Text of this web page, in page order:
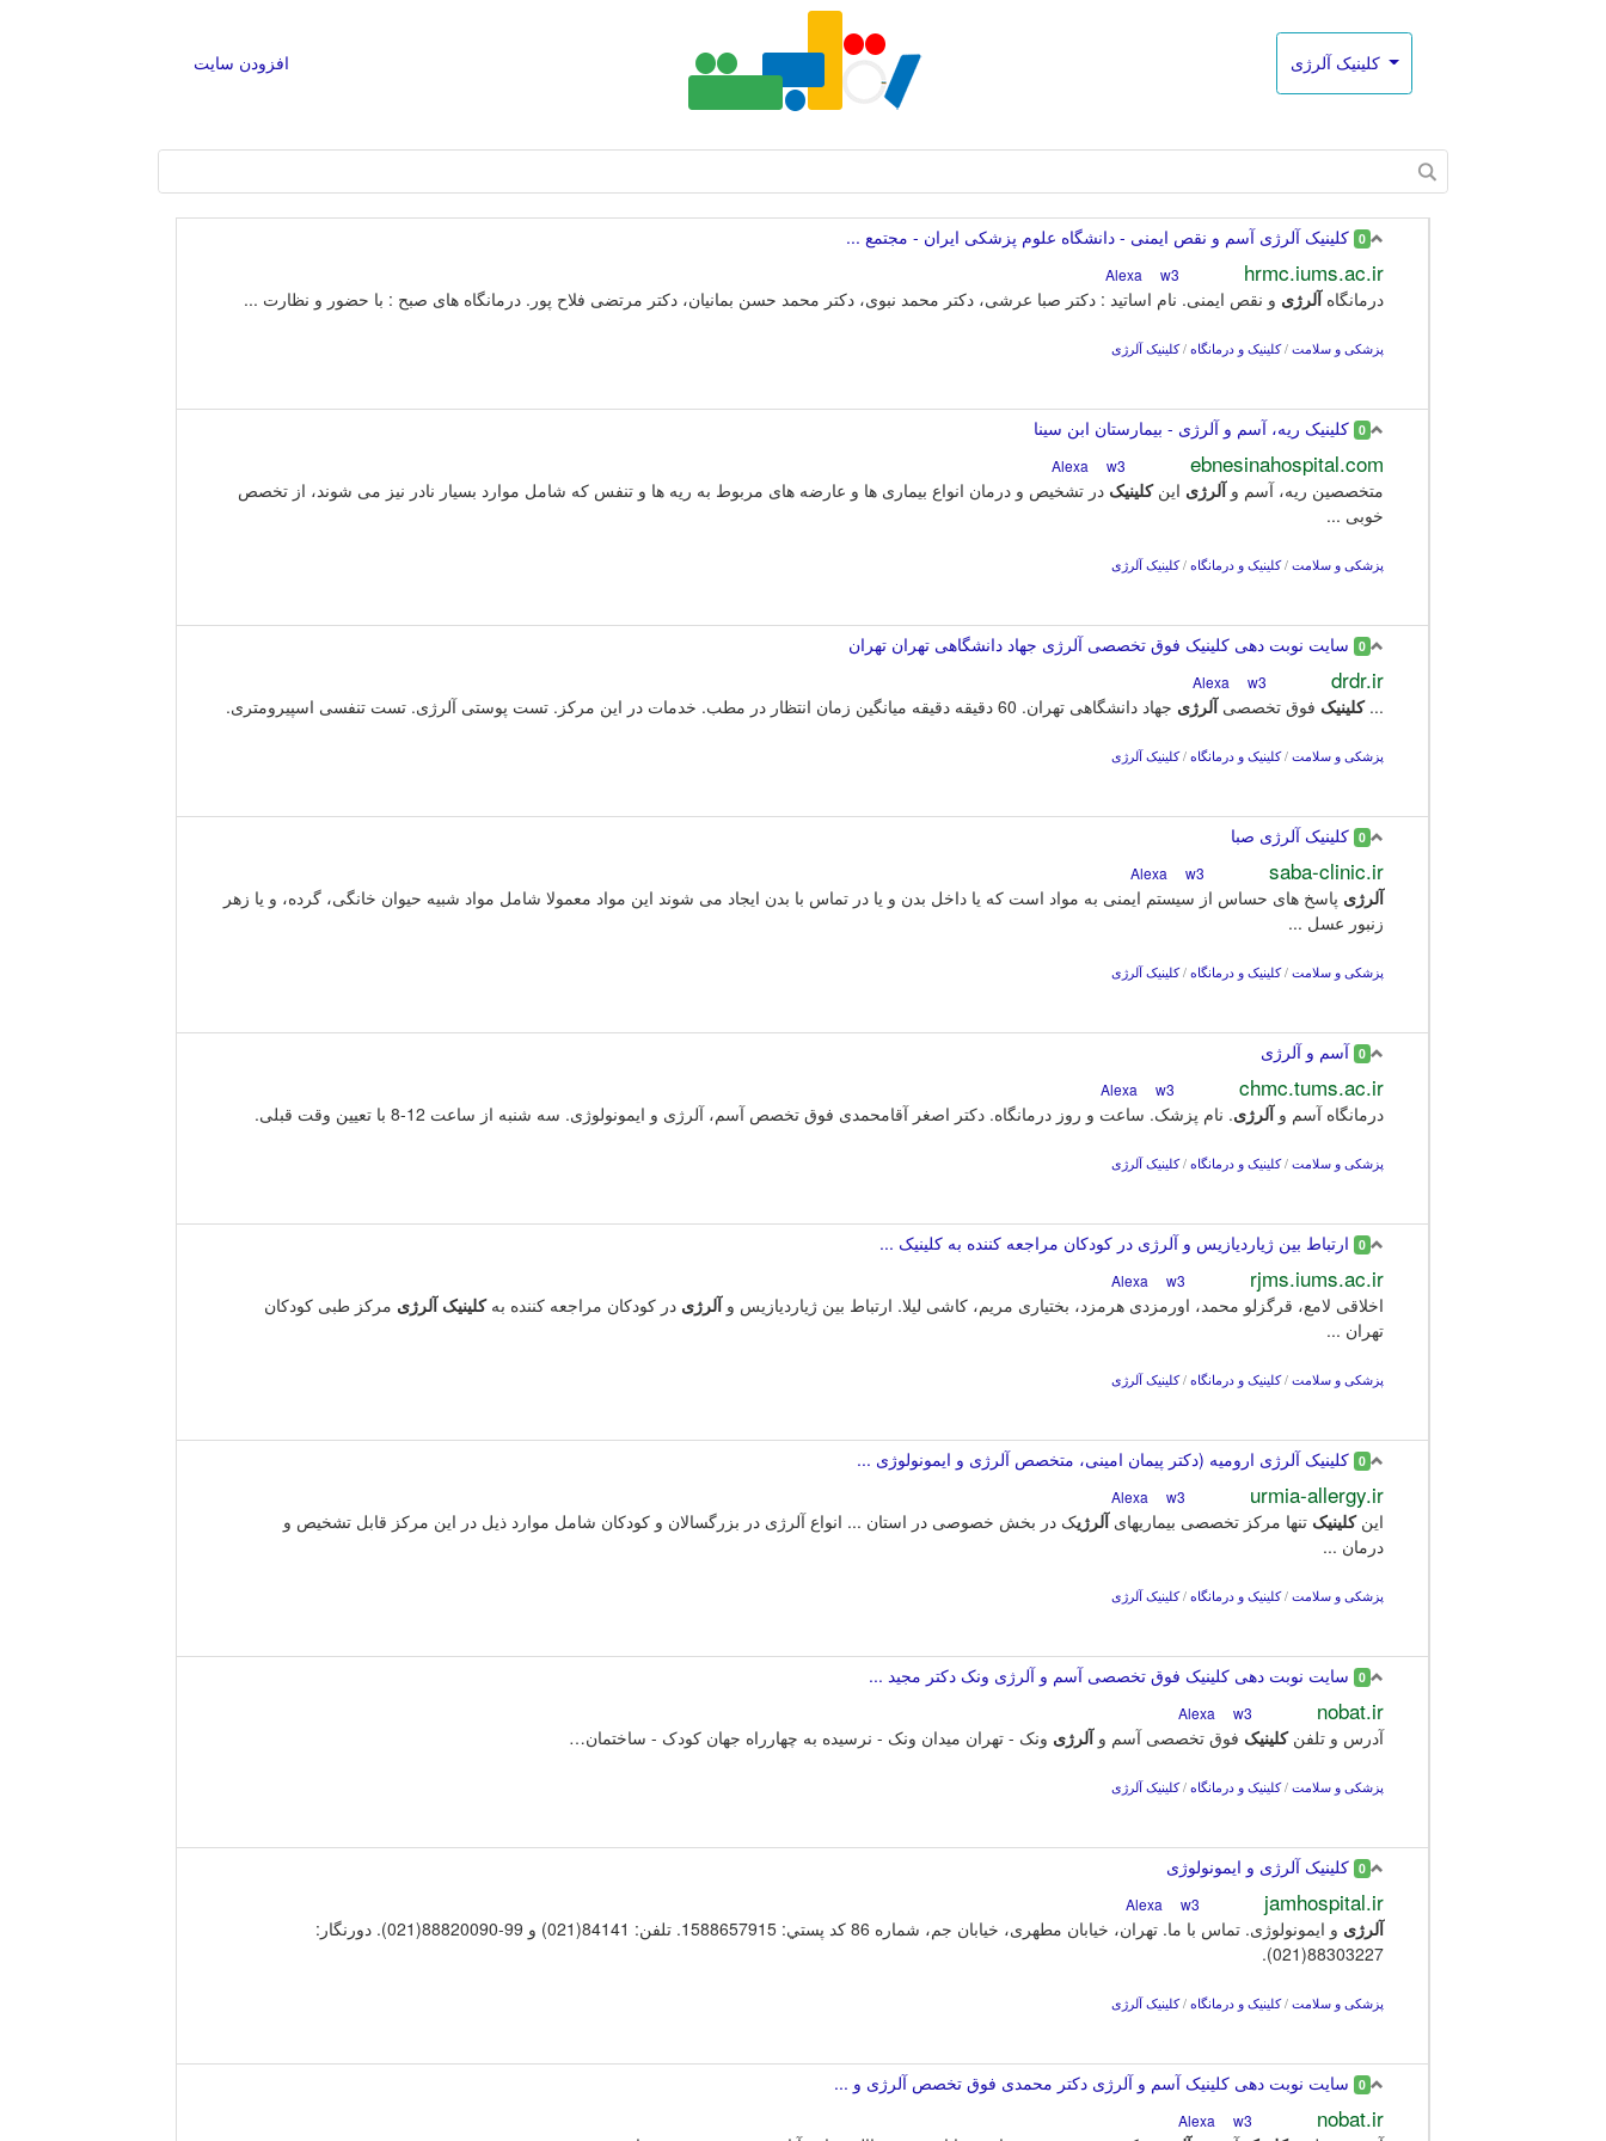
افزودن سایت کلینیک آلرژی
0 کلینیک آلرژی آسم و نقص ایمنی - دانشگاه علوم پزشکی ایران - مجتمع ...
hrmc.iums.ac.ir
w3
درمانگاهآلرژی و نقص ایمنی. نام اساتید : دکتر صبا عرشی، دکتر محمد نبوی، دکتر محمد حسن بمانیان، دکتر مرتضی فلاح پور. درمانگاه های صبح : با حضور و نظارت ...
پزشکی و سلامت /کلینیک و درمانگاه /کلینیک آلرژی
0 کلینیک ریه، آسم و آلرژی - بیمارستان ابن سینا
ebnesinahospital.com
w3
متخصصین ریه، آسم وآلرژی اینکلینیک در تشخیص و درمان انواع بیماری ها و عارضه های مربوط به ریه ها و تنفس که شامل موارد بسیار نادر نیز می شوند، از تخصص
خوبی ...
پزشکی و سلامت /کلینیک و درمانگاه /کلینیک آلرژی
0 سایت نوبت دهی کلینیک فوق تخصصی آلرژی جهاد دانشگاهی تهران تهران
drdr.ir
w3
...کلینیک فوق تخصصیآلرژی جهاد دانشگاهی تهران. 60 دقیقه دقیقه میانگین زمان انتظار در مطب. خدمات در این مرکز. تست پوستی آلرژی. تست تنفسی اسپیرومتری.
پزشکی و سلامت /کلینیک و درمانگاه /کلینیک آلرژی
0 کلینیک آلرژی صبا
saba-clinic.ir
w3
آلرژی پاسخ های حساس از سیستم ایمنی به مواد است که یا داخل بدن و یا در تماس با بدن ایجاد می شوند این مواد معمولا شامل مواد شبیه حیوان خانگی، گرده، و یا زهر
زنبور عسل ...
پزشکی و سلامت /کلینیک و درمانگاه /کلینیک آلرژی
0 آسم و آلرژی
chmc.tums.ac.ir
w3
درمانگاه آسم وآلرژی. نام پزشک. ساعت و روز درمانگاه. دکتر اصغر آقامحمدی فوق تخصص آسم، آلرژی و ایمونولوژی. سه شنبه از ساعت 12-8 با تعیین وقت قبلی.
پزشکی و سلامت /کلینیک و درمانگاه /کلینیک آلرژی
0 ارتباط بین ژیاردیازیس و آلرژی در کودکان مراجعه کننده به کلینیک ...
rjms.iums.ac.ir
w3
اخلاقی لامع، قرگزلو محمد، اورمزدی هرمزد، بختیاری مریم، کاشی لیلا. ارتباط بین ژیاردیازیس وآلرژی در کودکان مراجعه کننده بهکلینیک آلرژی مرکز طبی کودکان
تهران ...
پزشکی و سلامت /کلینیک و درمانگاه /کلینیک آلرژی
0 کلینیک آلرژی ارومیه (دکتر پیمان امینی، متخصص آلرژی و ایمونولوژی ...
urmia-allergy.ir
w3
اینکلینیک تنها مرکز تخصصی بیماریهایآلرژیک در بخش خصوصی در استان ... انواع آلرژی در بزرگسالان و کودکان شامل موارد ذیل در این مرکز قابل تشخیص و
درمان ...
پزشکی و سلامت /کلینیک و درمانگاه /کلینیک آلرژی
0 سایت نوبت دهی کلینیک فوق تخصصی آسم و آلرژی ونک دکتر مجید ...
nobat.ir
w3
آدرس و تلفنکلینیک فوق تخصصی آسم وآلرژی ونک - تهران میدان ونک - نرسیده به چهارراه جهان کودک - ساختمان…
پزشکی و سلامت /کلینیک و درمانگاه /کلینیک آلرژی
0 کلینیک آلرژی و ایمونولوژی
jamhospital.ir
w3
آلرژی
و ایمونولوژی. تماس با ما. تهران، خيابان مطهری، خيابان جم، شماره 86 كد پستي: 1588657915. تلفن: 84141(021) و 99-88820090(021). دورنگار:
88303227(021).
پزشکی و سلامت /کلینیک و درمانگاه /کلینیک آلرژی
0 سایت نوبت دهی کلینیک آسم و آلرژی دکتر محمدی فوق تخصص آلرژی و ...
nobat.ir
w3